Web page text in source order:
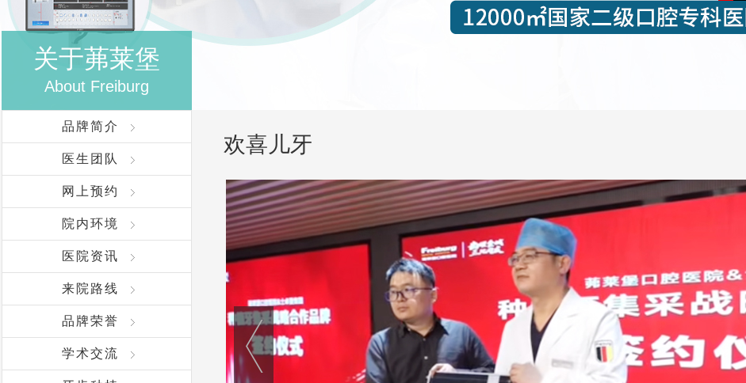
关于茀莱堡
About Freiburg
品牌简介
医生团队
网上预约
院内环境
医院资讯
来院路线
品牌荣誉
学术交流
欢喜儿牙